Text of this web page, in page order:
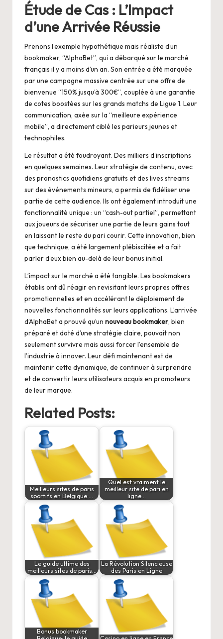
Étude de Cas : L’Impact
d’une Arrivée Réussie
Prenons l’exemple hypothétique mais réaliste d’un
bookmaker, “AlphaBet”, qui a débarqué sur le marché
français il y a moins d’un an. Son entrée a été marquée
par une campagne massive centrée sur une offre de
bienvenue “150% jusqu’à 300€”, couplée à une garantie
de cotes boostées sur les grands matchs de Ligue 1. Leur
communication, axée sur la “meilleure expérience
mobile”, a directement ciblé les parieurs jeunes et
technophiles.
Le résultat a été foudroyant. Des milliers d’inscriptions
en quelques semaines. Leur stratégie de contenu, avec
des pronostics quotidiens gratuits et des lives streams
sur des événements mineurs, a permis de fidéliser une
partie de cette audience. Ils ont également introduit une
fonctionnalité unique : un “cash-out partiel”, permettant
aux joueurs de sécuriser une partie de leurs gains tout
en laissant le reste du pari courir. Cette innovation, bien
que technique, a été largement plébiscitée et a fait
parler d’eux bien au-delà de leur bonus initial.
L’impact sur le marché a été tangible. Les bookmakers
établis ont dû réagir en revisitant leurs propres offres
promotionnelles et en accélérant le déploiement de
nouvelles fonctionnalités sur leurs applications. L’arrivée
d’AlphaBet a prouvé qu’un nouveau bookmaker, bien
préparé et doté d’une stratégie claire, pouvait non
seulement survivre mais aussi forcer l’ensemble de
l’industrie à innover. Leur défi maintenant est de
maintenir cette dynamique, de continuer à surprendre
et de convertir leurs utilisateurs acquis en promoteurs
de leur marque.
Related Posts:
Meilleurs sites de paris
sportifs en Belgique:…
Quel est vraiment le
meilleur site de pari en
ligne…
Le guide ultime des
meilleurs sites de paris…
La Révolution Silencieuse
des Paris en Ligne
Bonus bookmaker